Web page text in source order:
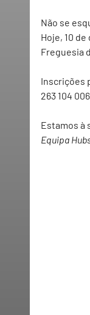
Não se
Hoje, 10
Freguesia
Inscrições
263 104 006
Estamos à
Equipa